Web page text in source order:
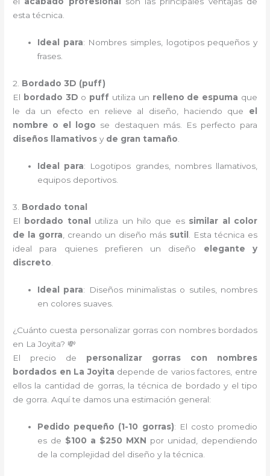
esta técnica.
Ideal para: Nombres simples, logotipos pequeños y
frases.
2. Bordado 3D (puff)
El bordado 3D o puff utiliza un relleno de espuma que
le da un efecto en relieve al diseño, haciendo que el
nombre o el logo se destaquen más. Es perfecto para
diseños llamativos y de gran tamaño
Ideal para: Logotipos grandes, nombres llamativos,
equipos deportivos.
3. Bordado tonal
El
bordado tonal utiliza un hilo que es similar al color
de la gorra , creando un diseño más sutil
. Esta técnica es
ideal para quienes prefieren un diseño elegante y
discreto
Ideal para: Diseños minimalistas o sutiles, nombres
en colores suaves.
¿Cuánto cuesta personalizar gorras con nombres bordados
en La Joyita? 💸
El precio de personalizar gorras con nombres
bordados en La Joyita depende de varios factores, entre
ellos la cantidad de gorras, la técnica de bordado y el tipo
de gorra. Aquí te damos una estimación general:
Pedido pequeño (1-10 gorras): El costo promedio
es de $100 a $250 MXN por unidad, dependiendo
de la complejidad del diseño y la técnica.